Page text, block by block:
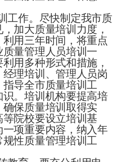
工作。尽快制定我市质
加大质量培训力度，
用三年时间，将重点
量管理人员培训一
用多种形式和措施，
理培训、管理人员岗
导全市质量培训工
。培训机构要提高培
保质量培训取得实
院校要设立培训基
项重要内容，纳入年
性质量管理培训工